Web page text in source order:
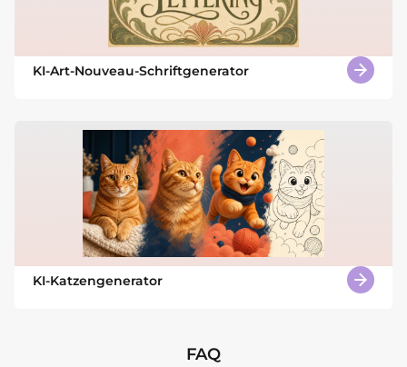
KI-Art-Nouveau-Schriftgenerator
KI-Katzengenerator
FAQ